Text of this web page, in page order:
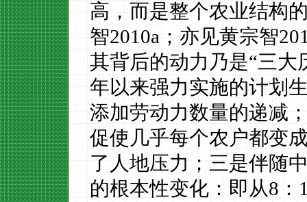
高，而是整个农业结构
智2010a；亦见黄宗智
其背后的动力乃是“三大
年以来强力实施的计划
添加劳动力数量的递减
促使几乎每个农户都变
了人地压力；三是伴随
的根本性变化：即从8